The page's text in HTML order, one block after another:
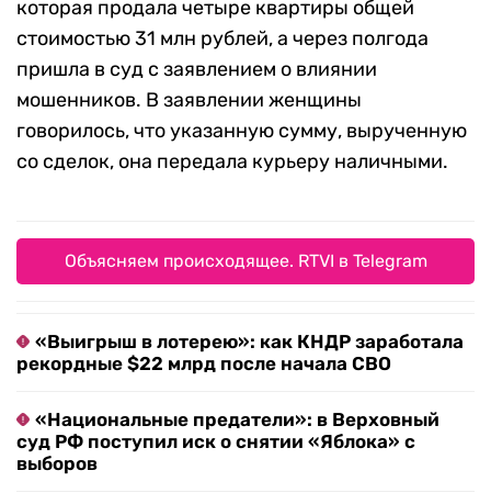
которая продала четыре квартиры общей
стоимостью 31 млн рублей, а через полгода
пришла в суд с заявлением о влиянии
мошенников. В заявлении женщины
говорилось, что указанную сумму, вырученную
со сделок, она передала курьеру наличными.
Объясняем происходящее. RTVI в Telegram
«Выигрыш в лотерею»: как КНДР заработала
рекордные $22 млрд после начала СВО
«Национальные предатели»: в Верховный
суд РФ поступил иск о снятии «Яблока» с
выборов